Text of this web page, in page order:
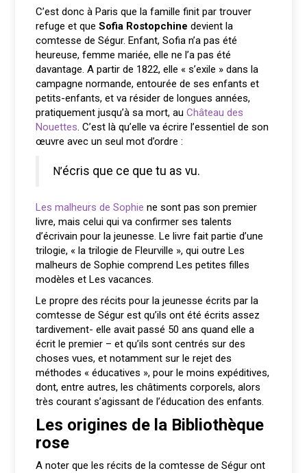
C’est donc à Paris que la famille finit par trouver
refuge et que Sofia Rostopchine devient la
comtesse de Ségur. Enfant, Sofia n’a pas été
heureuse, femme mariée, elle ne l’a pas été
davantage. A partir de 1822, elle « s’exile » dans la
campagne normande, entourée de ses enfants et
petits-enfants, et va résider de longues années,
pratiquement jusqu’à sa mort, auChâteau des
Nouettes. C’est là qu’elle va écrire l’essentiel de son
œuvre avec un seul mot d’ordre :
N’écris que ce que tu as vu.
Les malheurs de Sophie ne sont pas son premier
livre, mais celui qui va confirmer ses talents
d’écrivain pour la jeunesse. Le livre fait partie d’une
trilogie, « la trilogie de Fleurville », qui outre Les
malheurs de Sophie comprend Les petites filles
modèles et Les vacances.
Le propre des récits pour la jeunesse écrits par la
comtesse de Ségur est qu’ils ont été écrits assez
tardivement- elle avait passé 50 ans quand elle a
écrit le premier – et qu’ils sont centrés sur des
choses vues, et notamment sur le rejet des
méthodes « éducatives », pour le moins expéditives,
dont, entre autres, les châtiments corporels, alors
très courant s’agissant de l’éducation des enfants.
Les origines de la Bibliothèque
rose
A noter que les récits de la comtesse de Ségur ont